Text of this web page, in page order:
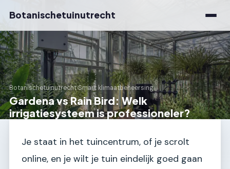
Botanischetuinutrecht
Botanischetuinutrecht›Smart klimaatbeheersing
Gardena vs Rain Bird: Welk
irrigatiesysteem is professioneler?
Je staat in het tuincentrum, of je scrolt
online, en je wilt je tuin eindelijk goed gaan